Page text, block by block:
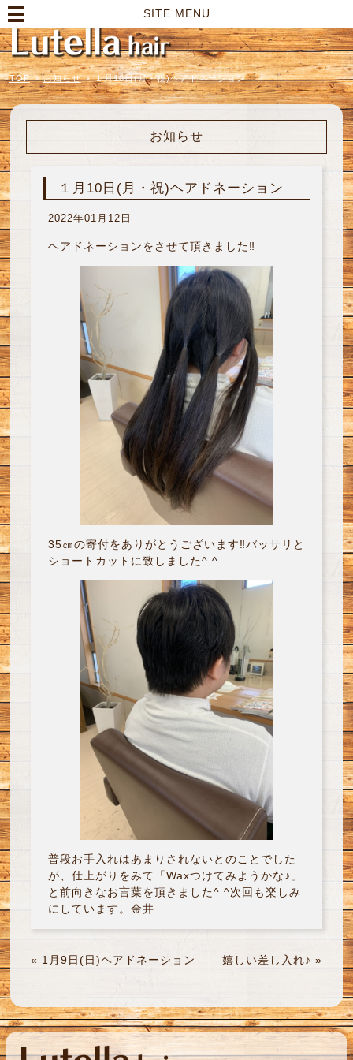
SITE MENU
TOP > お知らせ > １月10日(月・祝)ヘアドネーション
お知らせ
１月10日(月・祝)ヘアドネーション
2022年01月12日
ヘアドネーションをさせて頂きました‼︎
35㎝の寄付をありがとうございます‼︎バッサリと
ショートカットに致しました^ ^
普段お手入れはあまりされないとのことでした
が、仕上がりをみて「Waxつけてみようかな♪」
と前向きなお言葉を頂きました^ ^次回も楽しみ
にしています。金井
« 1月9日(日)ヘアドネーション 嬉しい差し入れ♪ »